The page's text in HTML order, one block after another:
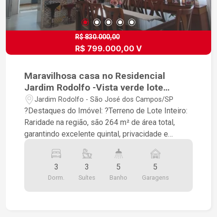
R$ 830.000,00
R$ 799.000,00 V
Maravilhosa casa no Residencial
Jardim Rodolfo -Vista verde lote
inteiro
Jardim Rodolfo - São José dos Campos/SP
?Destaques do Imóvel: ?Terreno de Lote Inteiro:
Raridade na região, são 264 m² de área total,
garantindo excelente quintal, privacidade e
para toda a família. Chega de disputar o banheiro
de manhã! ?Conceito Aberto e Moderno: Sala
totalmente integrada com a cozinha, perfeita para
3
Dorm.
3
Suítes
5
Banho
5
Garagens